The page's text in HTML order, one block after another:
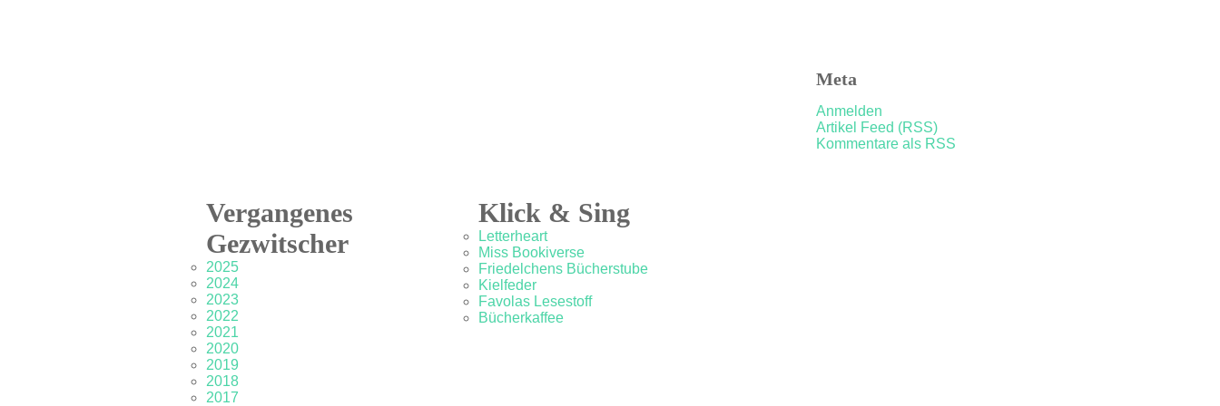
Meta
Anmelden
Artikel Feed (RSS)
Kommentare als RSS
Vergangenes
Gezwitscher
2025
2024
2023
2022
2021
2020
2019
2018
2017
Klick & Sing
Letterheart
Miss Bookiverse
Friedelchens Bücherstube
Kielfeder
Favolas Lesestoff
Bücherkaffee